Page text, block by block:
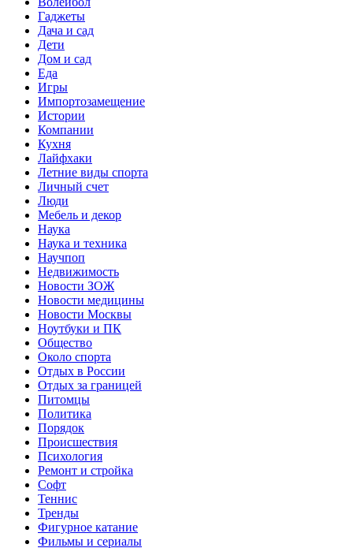
Гаджеты
Дача и сад
Дети
Дом и сад
Еда
Игры
Импортозамещение
Истории
Компании
Кухня
Лайфхаки
Летние виды спорта
Личный счет
Люди
Мебель и декор
Наука
Наука и техника
Научпоп
Недвижимость
Новости ЗОЖ
Новости медицины
Новости Москвы
Ноутбуки и ПК
Общество
Около спорта
Отдых в России
Отдых за границей
Питомцы
Политика
Порядок
Происшествия
Психология
Ремонт и стройка
Софт
Теннис
Тренды
Фигурное катание
Фильмы и сериалы